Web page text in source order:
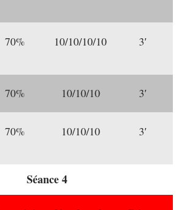
70% 10/10/10/10 3′
70% 10/10/10 3′
70% 10/10/10 3′
Séance 4